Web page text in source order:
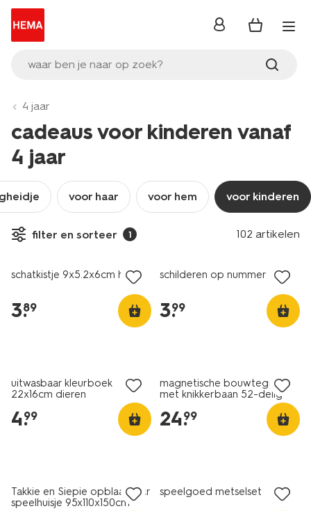
waar ben je naar op zoek?
inloggen
4 jaar
cadeaus voor kinderen vanaf
4 jaar
voor haar voor hem voor kinderen
filter en sorteer 1 102 artikelen
nieuw
schatkistje 9x5.2x6cm hout
3.
89
schilderen op nummer
3.
99
uitwasbaar kleurboek
22x16cm dieren
4.
99
magnetische bouwtegels
met knikkerbaan 52-delig
24.
99
Takkie en Siepie opblaasbaar
speelhuisje 95x110x150cm
speelgoed metselset